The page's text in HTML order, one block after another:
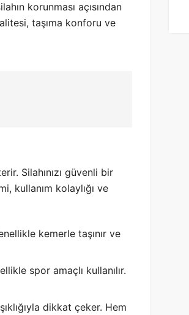
korunması açısından
taşıma konforu ve
Silahınızı güvenli bir
kullanım kolaylığı ve
kemerle taşınır ve
spor amaçlı kullanılır.
dikkat çeker. Hem